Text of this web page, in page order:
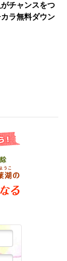
チャンスをつ
ラ無料ダウン